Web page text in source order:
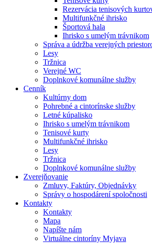
Rezervácia tenisových
Multifunkčné ihrisko
Športová hala
Ihrisko s umelým trávnikom
Správa a údržba verejných
Lesy
Tržnica
Verejné WC
Doplnkové komunálne služby
Cenník
Kultúrny dom
Pohrebné a cintorínske služby
Letné kúpalisko
Ihrisko s umelým trávnikom
Tenisové kurty
Multifunkčné ihrisko
Lesy
Tržnica
Doplnkové komunálne služby
Zverejňovanie
Zmluvy, Faktúry, Objednávky
Správy o hospodárení spoločnosti
Kontakty
Kontakty
Mapa
Napíšte nám
Virtuálne cintoríny Myjava